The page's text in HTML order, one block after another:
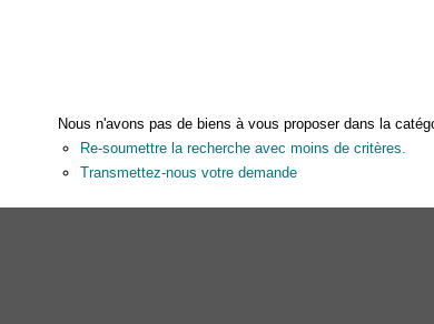
Nous n'avons pas de biens à vous proposer dans la
Re-soumettre la recherche avec moins de critères.
Transmettez-nous votre demande